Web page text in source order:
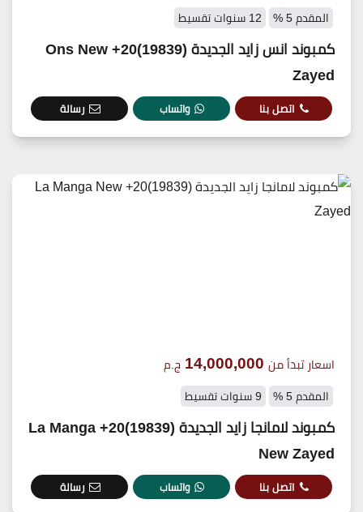
المقدم 5 % 12 سنوات تقسيط
كمبوند انس زايد الجديدة (19839)20+ Ons New
Zayed
اتصل بنا واتساب رسالة
اسعار تبدأ من 14,000,000 ج.م
المقدم 5 % 9 سنوات تقسيط
كمبوند لامانجا زايد الجديدة (19839)20+ La Manga
New Zayed
اتصل بنا واتساب رسالة